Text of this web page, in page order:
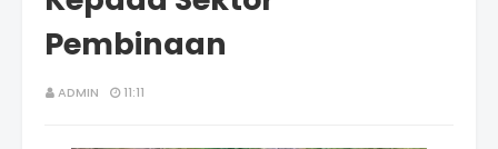
Pembinaan
ADMIN 11:11